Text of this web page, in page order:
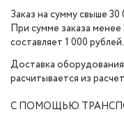
Заказ на сумму свыше
При сумме заказа
составляет 1 000 рублей.
Доставка
расчитывается из
С ПОМОЩЬЮ